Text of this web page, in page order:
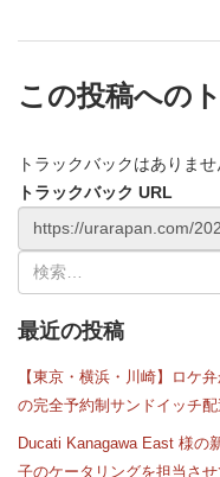
この投稿への
トラックバックはありませ
トラックバック URL
索:
最近の投稿
【東京・横浜・川崎】ロケ
の完全予約制サンドイッチ
Ducati Kanagawa East 様の
子のケータリングを担当させ